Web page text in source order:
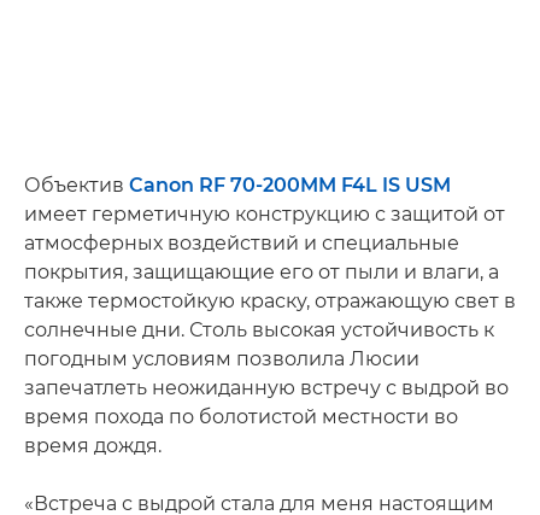
Объектив Canon RF 70-200MM F4L IS USM
имеет герметичную конструкцию с защитой от
атмосферных воздействий и специальные
покрытия, защищающие его от пыли и влаги, а
также термостойкую краску, отражающую свет в
солнечные дни. Столь высокая устойчивость к
погодным условиям позволила Люсии
запечатлеть неожиданную встречу с выдрой во
время похода по болотистой местности во
время дождя.
«Встреча с выдрой стала для меня настоящим